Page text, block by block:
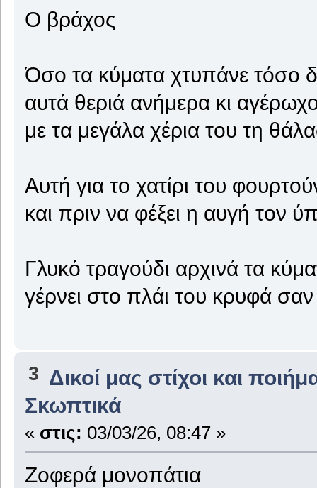
Ο βράχος
Όσο τα κύματα χτυπάνε τόσο
αυτά θεριά ανήμερα κι
με τα μεγάλα χέρια του τη
Αυτή για το χατίρι του
και πριν να φέξει η αυγή τον
Γλυκό τραγούδι αρχινά τα
γέρνει στο πλάι του κρυφά σαν
3 Δικοί μας στίχοι και
Σκωπτικά
« στις: 03/03/26, 08:47 »
Ζοφερά μονοπάτια